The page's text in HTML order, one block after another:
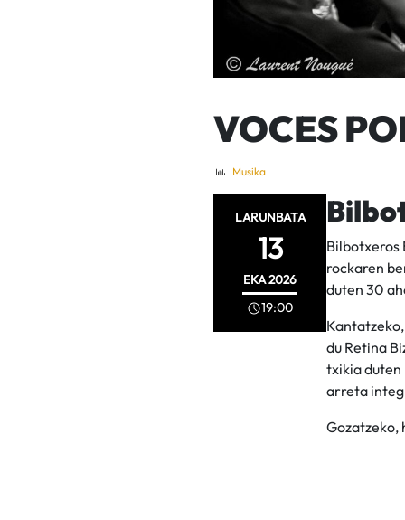
VOCES
Musika
LARUNBATA
13
EKA2026
19:00
Bilbotxeros
rockaren
duten 30
du Retina
txikia duten
arreta
Gozatzeko,